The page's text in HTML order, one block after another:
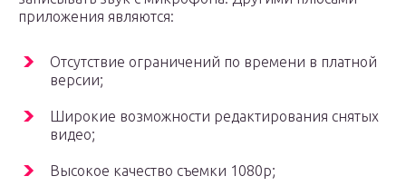
приложения являются:
Отсутствие ограничений по времени в платной
версии;
Широкие возможности редактирования снятых
видео;
Высокое качество съемки 1080р;